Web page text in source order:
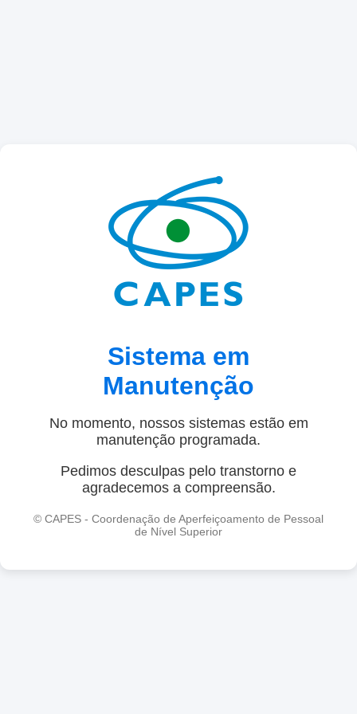
Sistema em
Manutenção
No momento, nossos sistemas estão em
manutenção programada.
Pedimos desculpas pelo transtorno e
agradecemos a compreensão.
© CAPES - Coordenação de Aperfeiçoamento de Pessoal
de Nível Superior